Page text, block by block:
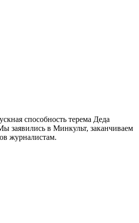
способность терема Деда
заявились в Минкульт, заканчиваем
журналистам.